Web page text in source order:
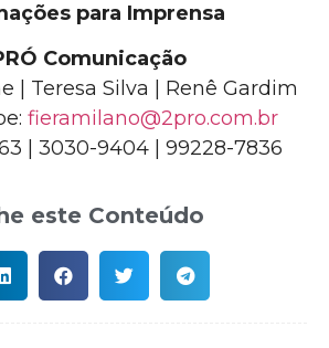
para Imprensa
Comunicação
| Teresa Silva | Renê Gardim
fieramilano@2pro.com.br
| 3030-9404 | 99228-7836
este Conteúdo